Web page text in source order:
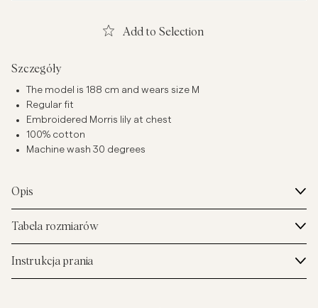
Add to Selection
Szczegóły
The model is 188 cm and wears size M
Regular fit
Embroidered Morris lily at chest
100% cotton
Machine wash 30 degrees
Opis
Tabela rozmiarów
Instrukcja prania